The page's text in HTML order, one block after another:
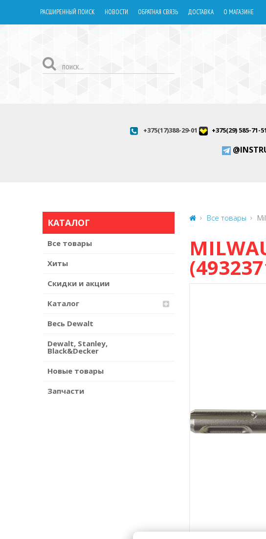
РАСШИРЕННЫЙ ПОИСК НОВОСТИ ОБРАТНАЯ СВЯЗЬ ДОСТАВКА О МАГАЗИНЕ
+375(17)388-29-01 +375(29) 585-71-51
КАТАЛОГ
Все товары
Хиты
Скидки и акции
Каталог
Весь Dewalt
Dewalt, Stanley,
Black&Decker
Новые товары
Запчасти
Все товары